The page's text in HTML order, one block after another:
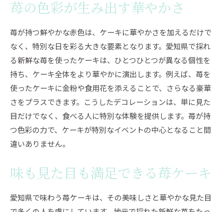
苺の色彩が生み出す華やかさ
苺が持つ鮮やかな赤色は、ケーキに華やかさを加えるだけで
なく、特別な日を彩る大きな要素となります。愛知県で採れ
る新鮮な苺を使ったケーキは、ひとつひとつが異なる個性を
持ち、ケーキ全体をより華やかに演出します。例えば、苺を
使ったケーキに金粉や食用花を添えることで、さらなる豪華
さをプラスできます。こうしたデコレーションは、単に見た
目だけでなく、食べる人に特別な体験を提供します。苺が持
つ色彩の力で、ケーキが特別なイベントの中心となること間
違いありません。
味も見た目も満足できる苺ケーキ
愛知県で味わう苺ケーキは、その美味しさと華やかな見た目